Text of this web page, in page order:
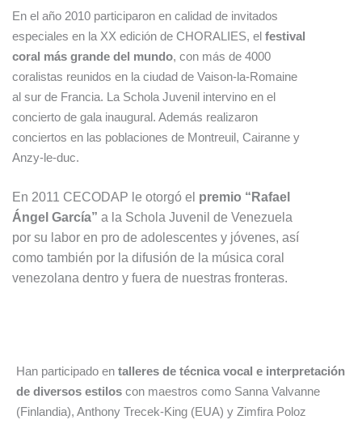
En el año 2010 participaron en calidad de invitados
especiales en la XX edición de CHORALIES, el festival
coral más grande del mundo, con más de 4000
coralistas reunidos en la ciudad de Vaison-la-Romaine
al sur de Francia. La Schola Juvenil intervino en el
concierto de gala inaugural. Además realizaron
conciertos en las poblaciones de Montreuil, Cairanne y
Anzy-le-duc.
En 2011 CECODAP le otorgó el premio “Rafael
Ángel García” a la Schola Juvenil de Venezuela
por su labor en pro de adolescentes y jóvenes, así
como también por la difusión de la música coral
venezolana dentro y fuera de nuestras fronteras.
Han participado en talleres de técnica vocal e interpretación
de diversos estilos con maestros como Sanna Valvanne
(Finlandia), Anthony Trecek-King (EUA) y Zimfira Poloz